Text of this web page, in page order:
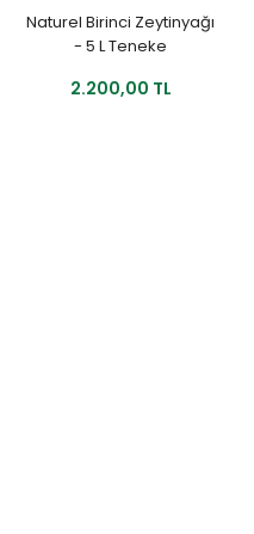
Naturel Birinci Zeytinyağı
- 5 L Teneke
2.200,00 TL